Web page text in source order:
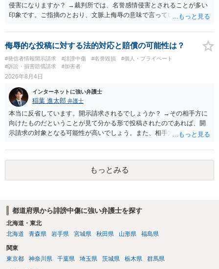
侵害になりますか？ →裁判所では、名誉感情侵害とされることが多い
印象です。ご指摘のとおり、文脈上侮辱の意味で言っている点も加味
侮辱的な投稿に対する法的対応と賠償の可能性は？
#発信者情報開示請求 #誹謗中傷 #名誉毀損
#個人・プライベート
#訴訟・損害賠償請求
#加害者
2026年8月4日
インターネットに強い弁護士
稲葉 進太郎 弁護士
本当に反省しています。開示請求されるでしょうか？ →その相手方に
向けたものだということが見て分かる形で投稿されたのであれば、開
示請求の対象となる可能性が高いでしょう。また、相手方の投稿した
と存じます。発信者情報開示請求が進むと、投稿に使った回線の契約
者のところに、意見照会がなされます。アカウント情報開示の場合
は、アカウントの登録メールに意見照会がなされます。 また、された
場合賠償金はいくらでしょうか。 →ケースバイケースであり、数万円
もっとみる
都道府県から誹謗中傷に強い弁護士を探す
北海道・東北
北海道
青森県 岩手県 宮城県 秋田県 山形県 福島県
関東
東京都
神奈川県 千葉県 埼玉県 茨城県 栃木県 群馬県